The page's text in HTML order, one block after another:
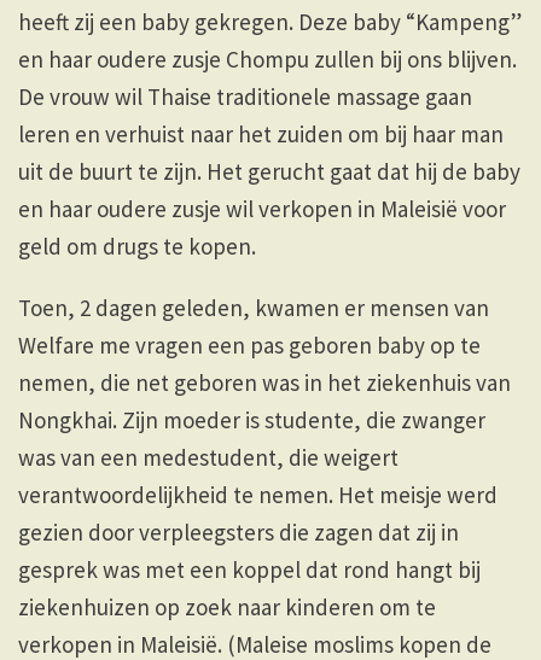
heeft zij een baby gekregen. Deze baby “Kampeng”
en haar oudere zusje Chompu zullen bij ons blijven.
De vrouw wil Thaise traditionele massage gaan
leren en verhuist naar het zuiden om bij haar man
uit de buurt te zijn. Het gerucht gaat dat hij de baby
en haar oudere zusje wil verkopen in Maleisië voor
geld om drugs te kopen.
Toen, 2 dagen geleden, kwamen er mensen van
Welfare me vragen een pas geboren baby op te
nemen, die net geboren was in het ziekenhuis van
Nongkhai. Zijn moeder is studente, die zwanger
was van een medestudent, die weigert
verantwoordelijkheid te nemen. Het meisje werd
gezien door verpleegsters die zagen dat zij in
gesprek was met een koppel dat rond hangt bij
ziekenhuizen op zoek naar kinderen om te
verkopen in Maleisië. (Maleise moslims kopen de